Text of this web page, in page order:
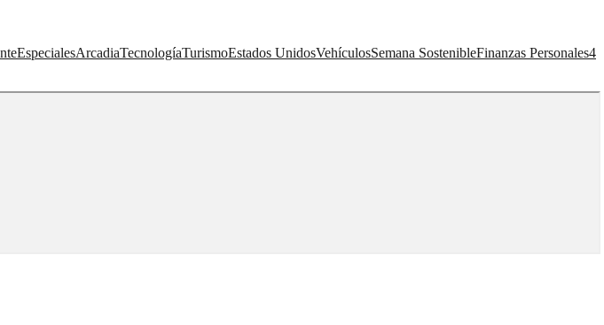
EspecialesArcadiaTecnologíaTurismoEstados UnidosVehículosSemana SostenibleFinanzas Personales4